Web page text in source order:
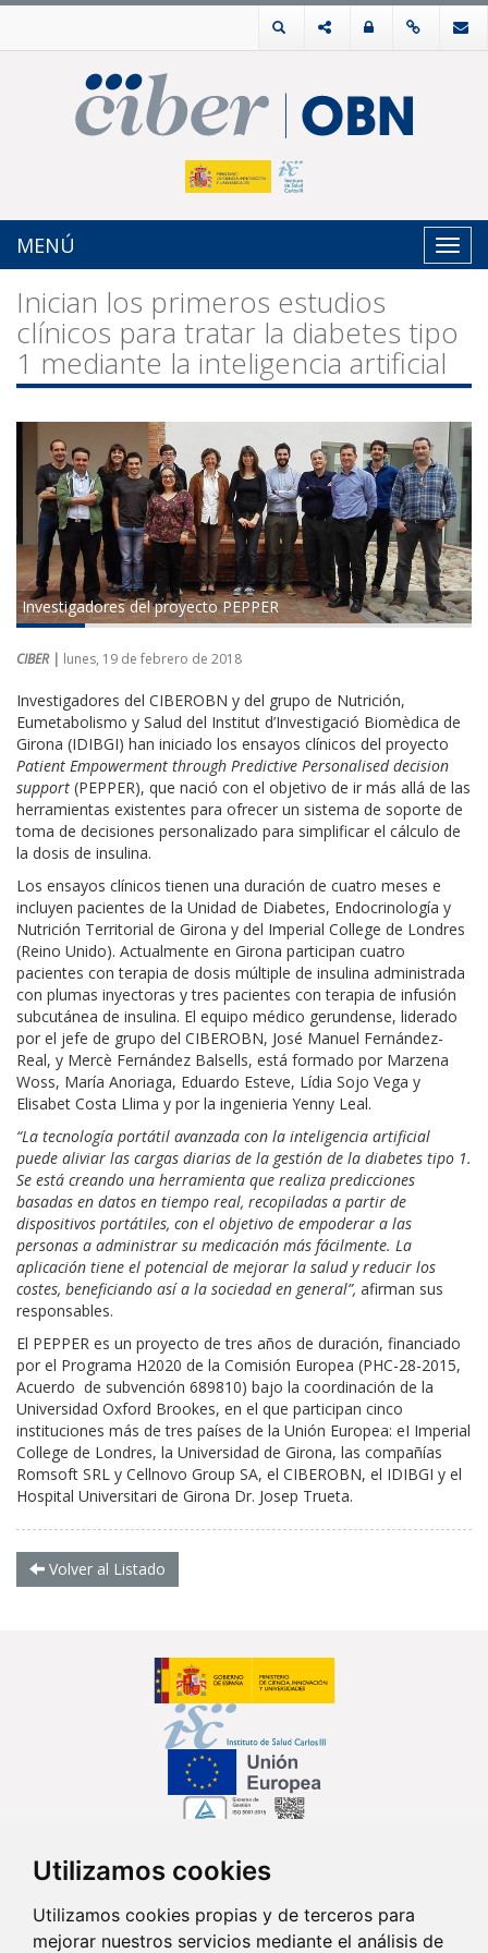
Utilizamos cookies
Utilizamos cookies propias y de terceros para
mejorar nuestros servicios mediante el análisis de
MENÚ
Inician los primeros estudios
clínicos para tratar la diabetes tipo
1 mediante la inteligencia artificial
Investigadores del proyecto PEPPER
CIBER | lunes, 19 de febrero de 2018
Investigadores del CIBEROBN y del grupo de Nutrición,
Eumetabolismo y Salud del Institut d’Investigació Biomèdica de
Girona (IDIBGI) han iniciado los ensayos clínicos del proyecto
Patient Empowerment through Predictive Personalised decision
support (PEPPER), que nació con el objetivo de ir más allá de las
herramientas existentes para ofrecer un sistema de soporte de
toma de decisiones personalizado para simplificar el cálculo de
la dosis de insulina.
Los ensayos clínicos tienen una duración de cuatro meses e
incluyen pacientes de la Unidad de Diabetes, Endocrinología y
Nutrición Territorial de Girona y del Imperial College de Londres
(Reino Unido). Actualmente en Girona participan cuatro
pacientes con terapia de dosis múltiple de insulina administrada
con plumas inyectoras y tres pacientes con terapia de infusión
subcutánea de insulina. El equipo médico gerundense, liderado
por el jefe de grupo del CIBEROBN, José Manuel Fernández-
Real, y Mercè Fernández Balsells, está formado por Marzena
Woss, María Anoriaga, Eduardo Esteve, Lídia Sojo Vega y
Elisabet Costa Llima y por la ingenieria Yenny Leal.
“La tecnología portátil avanzada con la inteligencia artificial
puede aliviar las cargas diarias de la gestión de la diabetes tipo 1.
Se está creando una herramienta que realiza predicciones
basadas en datos en tiempo real, recopiladas a partir de
dispositivos portátiles, con el objetivo de empoderar a las
personas a administrar su medicación más fácilmente. La
aplicación tiene el potencial de mejorar la salud y reducir los
costes, beneficiando así a la sociedad en general”, afirman sus
responsables.
El PEPPER es un proyecto de tres años de duración, financiado
por el Programa H2020 de la Comisión Europea (PHC-28-2015,
Acuerdo de subvención 689810) bajo la coordinación de la
Universidad Oxford Brookes, en el que participan cinco
instituciones más de tres países de la Unión Europea: eI Imperial
College de Londres, la Universidad de Girona, las compañías
Romsoft SRL y Cellnovo Group SA, el CIBEROBN, el IDIBGI y el
Hospital Universitari de Girona Dr. Josep Trueta.
Volver al Listado
Síguenos en...